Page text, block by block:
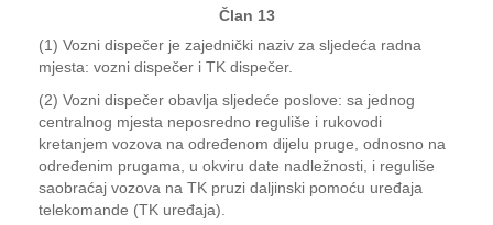
Član 13
(1) Vozni dispečer je zajednički naziv za sljedeća radna
mjesta: vozni dispečer i TK dispečer.
(2) Vozni dispečer obavlja sljedeće poslove: sa jednog
centralnog mjesta neposredno reguliše i rukovodi
kretanjem vozova na određenom dijelu pruge, odnosno na
određenim prugama, u okviru date nadležnosti, i reguliše
saobraćaj vozova na TK pruzi daljinski pomoću uređaja
telekomande (TK uređaja).